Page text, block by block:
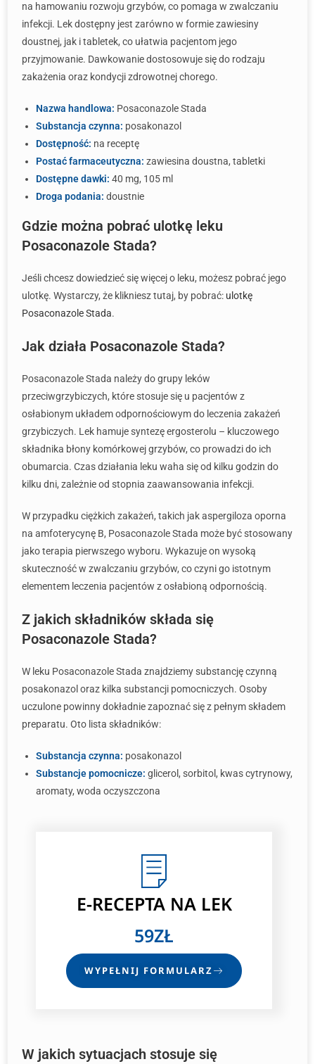
na hamowaniu rozwoju grzybów, co pomaga w zwalczaniu
infekcji. Lek dostępny jest zarówno w formie zawiesiny
doustnej, jak i tabletek, co ułatwia pacjentom jego
przyjmowanie. Dawkowanie dostosowuje się do rodzaju
zakażenia oraz kondycji zdrowotnej chorego.
Nazwa handlowa: Posaconazole Stada
Substancja czynna: posakonazol
Dostępność: na receptę
Postać farmaceutyczna: zawiesina doustna, tabletki
Dostępne dawki: 40 mg, 105 ml
Droga podania: doustnie
Gdzie można pobrać ulotkę leku
Posaconazole Stada?
Jeśli chcesz dowiedzieć się więcej o leku, możesz pobrać jego
ulotkę. Wystarczy, że klikniesz tutaj, by pobrać: ulotkę
Posaconazole Stada.
Jak działa Posaconazole Stada?
Posaconazole Stada należy do grupy leków
przeciwgrzybiczych, które stosuje się u pacjentów z
osłabionym układem odpornościowym do leczenia zakażeń
grzybiczych. Lek hamuje syntezę ergosterolu – kluczowego
składnika błony komórkowej grzybów, co prowadzi do ich
obumarcia. Czas działania leku waha się od kilku godzin do
kilku dni, zależnie od stopnia zaawansowania infekcji.
W przypadku ciężkich zakażeń, takich jak aspergiloza oporna
na amfoterycynę B, Posaconazole Stada może być stosowany
jako terapia pierwszego wyboru. Wykazuje on wysoką
skuteczność w zwalczaniu grzybów, co czyni go istotnym
elementem leczenia pacjentów z osłabioną odpornością.
Z jakich składników składa się
Posaconazole Stada?
W leku Posaconazole Stada znajdziemy substancję czynną
posakonazol oraz kilka substancji pomocniczych. Osoby
uczulone powinny dokładnie zapoznać się z pełnym składem
preparatu. Oto lista składników:
Substancja czynna: posakonazol
Substancje pomocnicze: glicerol, sorbitol, kwas cytrynowy,
aromaty, woda oczyszczona
E-RECEPTANA LEK
59ZŁ
WYPEŁNIJ FORMULARZ
W jakich sytuacjach stosuje się